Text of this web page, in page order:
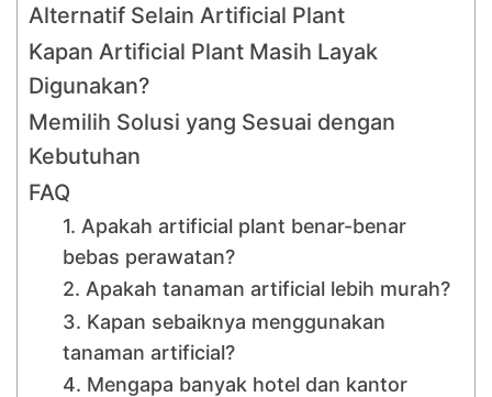
Alternatif Selain Artificial Plant
Kapan Artificial Plant Masih Layak
Digunakan?
Memilih Solusi yang Sesuai dengan
Kebutuhan
FAQ
1. Apakah artificial plant benar-benar
bebas perawatan?
2. Apakah tanaman artificial lebih murah?
3. Kapan sebaiknya menggunakan
tanaman artificial?
4. Mengapa banyak hotel dan kantor